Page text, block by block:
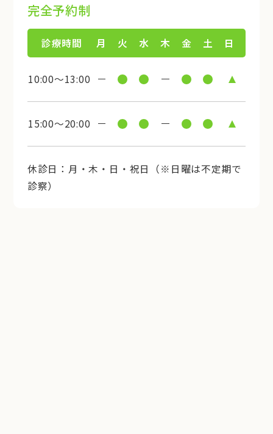
完全予約制
診療時間 月 火 水 木 金 土 日
10:00～13:00
15:00～20:00
休診日：月・木・日・祝日（※日曜は不定期で
診察）